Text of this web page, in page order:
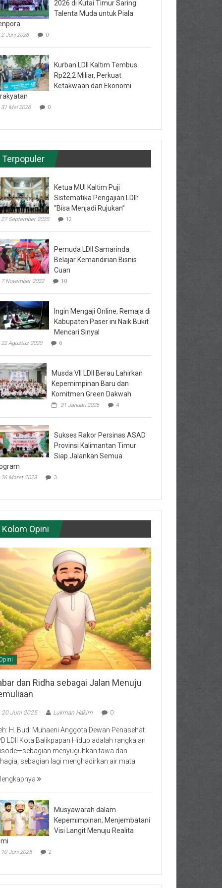
2026 di Kutai Timur Saring
Talenta Muda untuk Piala
2 Juni 2026 0
Kurban LDII Kaltim Tembus
Rp22,2 Miliar, Perkuat
Ketakwaan dan Ekonomi
31 Mei 2026 0
Terpopuler
Ketua MUI Kaltim Puji
Sistematika Pengajian LDII:
“Bisa Menjadi Rujukan”
27 September 2025 12
Pemuda LDII Samarinda
Belajar Kemandirian Bisnis
Cuan
7 November 2022 10
Ingin Mengaji Online, Remaja di
Kabupaten Paser ini Naik Bukit
Mencari Sinyal
22 Agustus 2020 6
Musda VII LDII Berau Lahirkan
Kepemimpinan Baru dan
Komitmen Green Dakwah
31 Januari 2025 4
Sukses Rakor Persinas ASAD
Provinsi Kalimantan Timur
Siap Jalankan Semua
26 Maret 2023 3
Kolom Opini
dan Ridha sebagai Jalan Menuju
20 Juni 2025 Lukman Hakim 0
H. Budi Muhaeni Anggota Dewan Penasehat
LDII Kota Balikpapan Hidup adalah rangkaian
menyuguhkan tawa dan
sebagian lagi menghadirkan air mata
Musyawarah dalam
Kepemimpinan, Menjembatani
Visi Langit Menuju Realita
10 Juni 2025 2